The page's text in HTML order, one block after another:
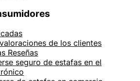
de los clientes
Reseñas
seguro de estafas en el